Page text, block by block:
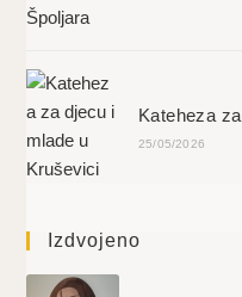
Kateheza
25/05/2026
Izdvojeno